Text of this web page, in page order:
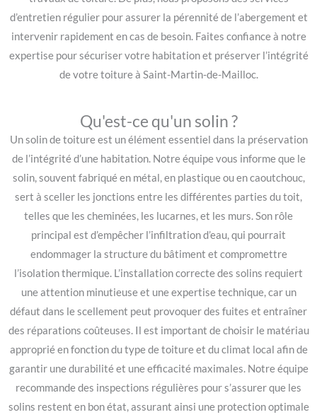
d’entretien régulier pour assurer la pérennité de l’abergement et
intervenir rapidement en cas de besoin. Faites confiance à notre
expertise pour sécuriser votre habitation et préserver l’intégrité
de votre toiture à Saint-Martin-de-Mailloc.
Qu'est-ce qu'un solin ?
Un solin de toiture est un élément essentiel dans la préservation
de l’intégrité d’une habitation. Notre équipe vous informe que le
solin, souvent fabriqué en métal, en plastique ou en caoutchouc,
sert à sceller les jonctions entre les différentes parties du toit,
telles que les cheminées, les lucarnes, et les murs. Son rôle
principal est d’empêcher l’infiltration d’eau, qui pourrait
endommager la structure du bâtiment et compromettre
l’isolation thermique. L’installation correcte des solins requiert
une attention minutieuse et une expertise technique, car un
défaut dans le scellement peut provoquer des fuites et entraîner
des réparations coûteuses. Il est important de choisir le matériau
approprié en fonction du type de toiture et du climat local afin de
garantir une durabilité et une efficacité maximales. Notre équipe
recommande des inspections régulières pour s’assurer que les
solins restent en bon état, assurant ainsi une protection optimale